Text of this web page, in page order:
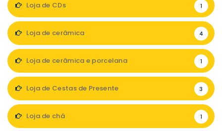
Loja de CDs 1
Loja de cerâmica 4
Loja de cerâmica e porcelana 1
Loja de Cestas de Presente 3
Loja de chá 1